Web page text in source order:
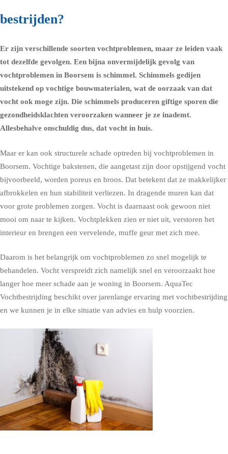
bestrijden?
Er zijn verschillende soorten vochtproblemen, maar ze leiden vaak
tot dezelfde gevolgen. Een bijna onvermijdelijk gevolg van
vochtproblemen in Boorsem is schimmel. Schimmels gedijen
uitstekend op vochtige bouwmaterialen, wat de oorzaak van dat
vocht ook moge zijn. Die schimmels produceren giftige sporen die
gezondheidsklachten veroorzaken wanneer je ze inademt.
Allesbehalve onschuldig dus, dat vocht in huis.
Maar er kan ook structurele schade optreden bij vochtproblemen in
Boorsem. Vochtige bakstenen, die aangetast zijn door opstijgend vocht
bijvoorbeeld, worden poreus en broos. Dat betekent dat ze makkelijker
afbrokkelen en hun stabiliteit verliezen. In dragende muren kan dat
voor grote problemen zorgen. Vocht is daarnaast ook gewoon niet
mooi om naar te kijken. Vochtplekken zien er niet uit, verstoren het
interieur en brengen een vervelende, muffe geur met zich mee.
Daarom is het belangrijk om vochtproblemen zo snel mogelijk te
behandelen. Vocht verspreidt zich namelijk snel en veroorzaakt hoe
langer hoe meer schade aan je woning in Boorsem. AquaTec
Vochtbestrijding beschikt over jarenlange ervaring met vochtbestrijding
en we kunnen je in elke situatie van advies en hulp voorzien.